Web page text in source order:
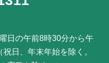
日の午前8時30分から午
日、年末年始を除く。